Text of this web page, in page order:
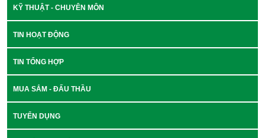
KỸ THUẬT - CHUYÊN MÔN
TIN HOẠT ĐỘNG
TIN TỔNG HỢP
MUA SẮM - ĐẤU THẦU
TUYỂN DỤNG